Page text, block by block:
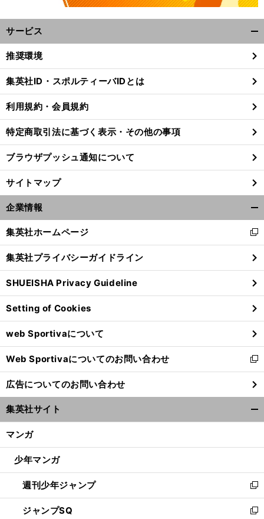
前
サービス
閉
る
推奨環境
集英社ID・スポルティーバIDとは
利用規約・会員規約
特定商取引法に基づく表示・その他の事項
ブラウザプッシュ通知について
サイトマップ
企業情報
閉
る
集英社ホームページ
新
し
い
ウ
ィ
ン
ド
ウ
で
開
く
集英社プライバシーガイドライン
SHUEISHA Privacy Guideline
Setting of Cookies
web Sportivaについて
Web Sportivaについてのお問い合わせ
新
し
い
ウ
ィ
ン
ウ
開
く
広告についてのお問い合わせ
集英社サイト
マンガ
少年マンガ
週刊少年ジャンプ
新
し
い
ジャンプSQ
新